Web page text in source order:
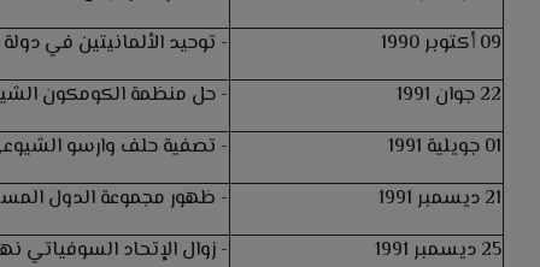
09 أكتوبر 1990
- توحيد الألمانيتين في دولة
22 جوان 1991
- حل منظمة الكومكون
01 جويلية 1991
- تصفية حلف وارسو
21 ديسمبر 1991
- ظهور مجموعة الدول
25 ديسمبر 1991
- زوال الإتحاد السوفياتي